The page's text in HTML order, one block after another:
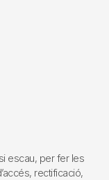
escau, per fer les
rectificació,